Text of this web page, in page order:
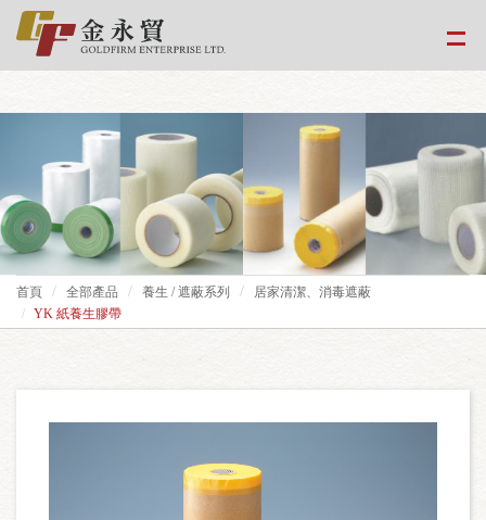
google-site-
verification=EvPoimA01gXxwXCpdefUUxzfHUTmBpMCMS46hwWJ2Xo
首頁 全部產品 養生 / 遮蔽系列
居家清潔、消毒遮蔽
YK 紙養生膠帶